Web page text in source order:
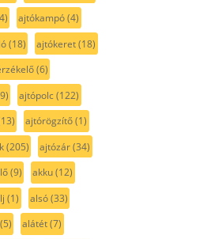
ajtókampó(4)
(18) ajtókeret(18)
(6)
ajtópolc(122)
ajtórögzítő(1)
(205) ajtózár(34)
(9) akku(12)
(1) alsó(33)
alátét(7)